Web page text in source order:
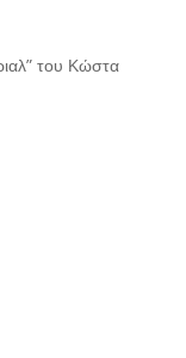
του Κώστα